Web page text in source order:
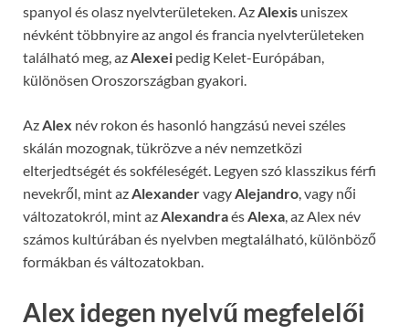
spanyol és olasz nyelvterületeken. Az Alexis uniszex
névként többnyire az angol és francia nyelvterületeken
található meg, az Alexei pedig Kelet-Európában,
különösen Oroszországban gyakori.
Az Alex név rokon és hasonló hangzású nevei széles
skálán mozognak, tükrözve a név nemzetközi
elterjedtségét és sokféleségét. Legyen szó klasszikus férfi
nevekről, mint az Alexandervagy Alejandro , vagy női
változatokról, mint az Alexandraés Alexa , az Alex név
számos kultúrában és nyelvben megtalálható, különböző
formákban és változatokban.
Alex idegen nyelvű megfelelői